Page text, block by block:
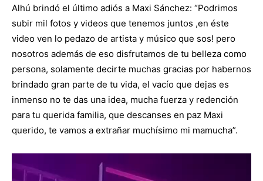
Alhú brindó el último adiós a Maxi Sánchez: “Podrimos
subir mil fotos y videos que tenemos juntos ,en éste
video ven lo pedazo de artista y músico que sos! pero
nosotros además de eso disfrutamos de tu belleza como
persona, solamente decirte muchas gracias por habernos
brindado gran parte de tu vida, el vacío que dejas es
inmenso no te das una idea, mucha fuerza y redención
para tu querida familia, que descanses en paz Maxi
querido, te vamos a extrañar muchísimo mi mamucha”.